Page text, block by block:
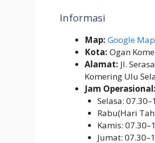
Informasi
Map: Google Map
Kota: Ogan
Alamat: Jl.
Komering Ulu
Jam Operasional:
Selasa:
Rabu(Hari
Kamis:
Jumat: